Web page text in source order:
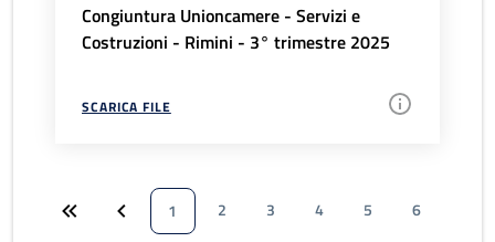
Congiuntura Unioncamere - Servizi e
Costruzioni - Rimini - 3° trimestre 2025
SCARICA FILE
1 2 3 4 5
6